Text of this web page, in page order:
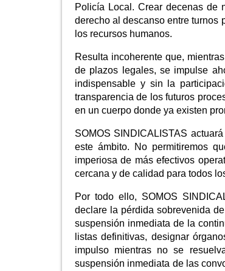
Policía Local. Crear decenas de
derecho al descanso entre turnos
los recursos humanos.
Resulta incoherente que,
de plazos legales, se impulse
indispensable y sin la
transparencia de los futuros
en un cuerpo donde ya existen
SOMOS SINDICALISTAS
este ámbito. No permitiremos
imperiosa de más efectivos
cercana y de calidad para todos
Por todo ello, SOMOS
declare la pérdida sobrevenida
suspensión inmediata de la
listas definitivas, designar
impulso mientras no se
suspensión inmediata de las